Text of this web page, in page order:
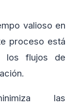
valioso en
proceso está
los flujos de
las